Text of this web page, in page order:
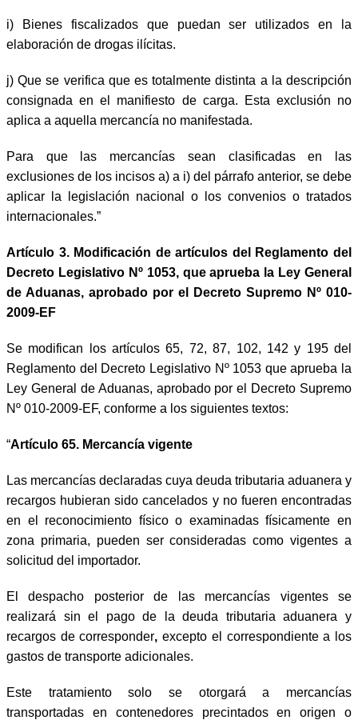
i)
Bienes fiscalizados que puedan ser utilizados en la
elaboración de drogas ilícitas.
j)Que se verifica que es totalmente distinta a la descripción
consignada en el manifiesto de carga. Esta exclusión no
aplica a aquella mercancía no manifestada.
Para que las mercancías sean clasificadas en las
exclusiones de los incisos a) a i) del párrafo anterior, se debe
aplicar la legislación nacional o los convenios o tratados
internacionales.”
Artículo 3. Modificación de artículos del Reglamento del
Decreto Legislativo Nº 1053, que aprueba la Ley General
de Aduanas, aprobado por el Decreto Supremo Nº 010-
2009-EF
Se modifican los artículos 65, 72, 87, 102, 142 y 195 del
Reglamento del Decreto Legislativo Nº 1053 que aprueba la
Ley General de Aduanas, aprobado por el Decreto Supremo
Nº 010-2009-EF, conforme a los siguientes textos:
“Artículo 65. Mercancía vigente
Las mercancías declaradas cuya deuda tributaria aduanera y
recargos hubieran sido cancelados y no fueren encontradas
en el reconocimiento físico o examinadas físicamente en
zona primaria, pueden ser consideradas como vigentes a
solicitud del importador.
El despacho posterior de las mercancías vigentes se
realizará sin el pago de la deuda tributaria aduanera y
recargos de corresponder,excepto el correspondiente a los
gastos de transporte adicionales.
Este tratamiento solo se otorgará a mercancías
transportadas en contenedores precintados en origen o